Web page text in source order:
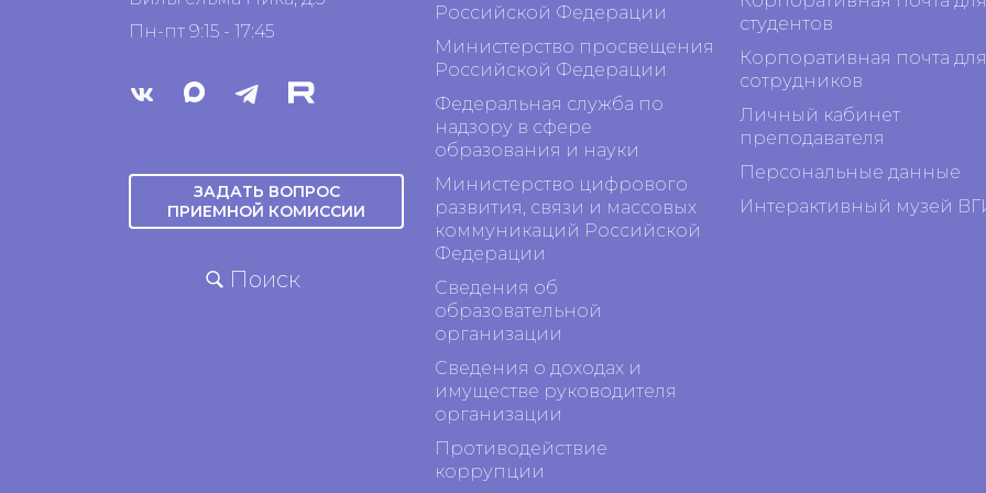
Пн-пт 9:15 - 17:45
ЗАДАТЬ ВОПРОС
ПРИЕМНОЙ КОМИССИИ
Поиск
Российской Федерации
Министерство просвещения
Российской Федерации
Федеральная служба по
надзору в сфере
образования и науки
Министерство цифрового
развития, связи и массовых
коммуникаций Российской
Федерации
Сведения об
образовательной
организации
Сведения о доходах и
имуществе руководителя
организации
Противодействие
коррупции
студентов
Корпоративная почта для
сотрудников
Личный кабинет
преподавателя
Персональные данные
Интерактивный музей